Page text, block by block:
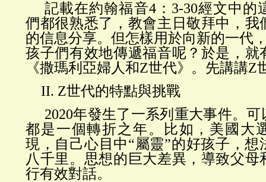
記載在約翰福音4：3-30經文中的
們都很熟悉了，教會主日敬拜中，我
的信息分享。但怎樣用於向新的一代
孩子們有效地傳遞福音呢？於是，就
《撒瑪利亞婦人和Z世代》。先講講Z
II. Z世代的特點與挑戰
2020年發生了一系列重大事件。
都是一個轉折之年。比如，美國
現，自己心目中“屬靈”的好孩子，想
八千里。思想的巨大差異，導致父母
行有效對話。